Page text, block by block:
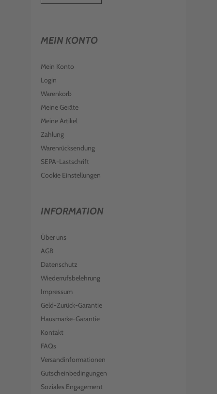
MEIN KONTO
Mein Konto
Login
Warenkorb
Meine Geräte
Meine Artikel
Zahlung
Warenrücksendung
SEPA-Lastschrift
Cookie Einstellungen
INFORMATION
Über uns
AGB
Datenschutz
Wiederrufsbelehrung
Impressum
Geld-Zurück-Garantie
Hausmarke-Garantie
Kontakt
FAQs
Versandinformationen
Gutscheinbedingungen
Soziales Engagement